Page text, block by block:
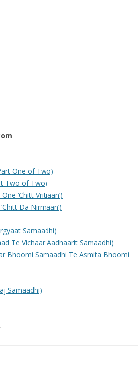
One of Two)
Two of Two)
‘Chitt Vritiaan’)
Da Nirmaan’)
Samaadhi)
Te Vichaar Aadhaarit Samaadhi)
Bhoomi Samaadhi Te Asmita Bhoomi
Samaadhi)
.